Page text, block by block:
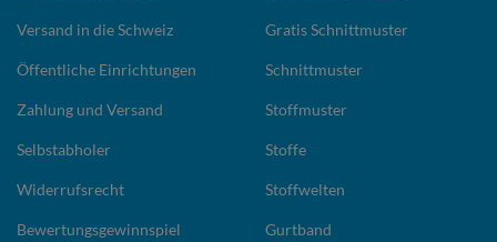
Versand in die Schweiz
Öffentliche Einrichtungen
Zahlung und Versand
Selbstabholer
Widerrufsrecht
Bewertungsgewinnspiel
Gratis Schnittmuster
Schnittmuster
Stoffmuster
Stoffe
Stoffwelten
Gurtband